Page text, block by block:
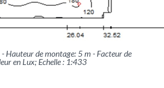
Hauteur de montage: 5 m - Facteur de
en Lux; Echelle : 1:433